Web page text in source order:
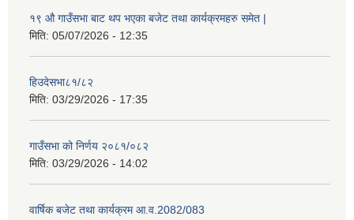
१९ औ गाउँसभा बाट थप भएका बजेट तथा कार्यक्रमहरु समेत |
मिति: 05/07/2026 - 12:35
हिउदेसभा८१/८२
मिति: 03/29/2026 - 17:35
गाउँसभा को निर्णय २०८१/०८२
मिति: 03/29/2026 - 14:02
वार्षिक बजेट तथा कार्यक्रम आ.व.2082/083